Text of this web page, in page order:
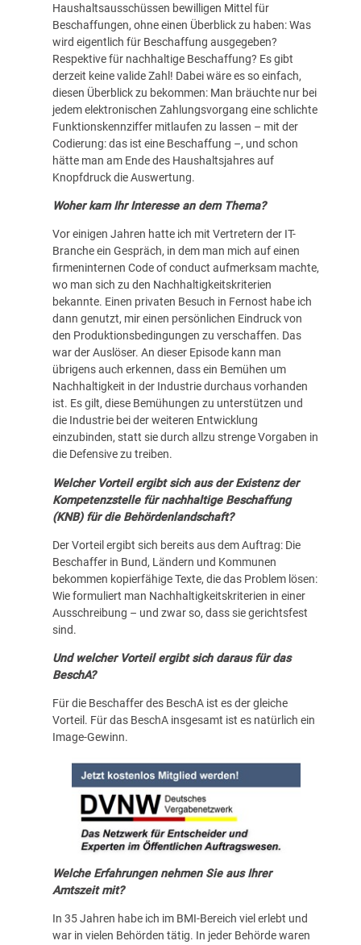
Haushaltsausschüssen bewilligen Mittel für
Beschaffungen, ohne einen Überblick zu haben: Was
wird eigentlich für Beschaffung ausgegeben?
Respektive für nachhaltige Beschaffung? Es gibt
derzeit keine valide Zahl! Dabei wäre es so einfach,
diesen Überblick zu bekommen: Man bräuchte nur bei
jedem elektronischen Zahlungsvorgang eine schlichte
Funktionskennziffer mitlaufen zu lassen – mit der
Codierung: das ist eine Beschaffung –, und schon
hätte man am Ende des Haushaltsjahres auf
Knopfdruck die Auswertung.
Woher kam Ihr Interesse an dem Thema?
Vor einigen Jahren hatte ich mit Vertretern der IT-
Branche ein Gespräch, in dem man mich auf einen
firmeninternen Code of conduct aufmerksam machte,
wo man sich zu den Nachhaltigkeitskriterien
bekannte. Einen privaten Besuch in Fernost habe ich
dann genutzt, mir einen persönlichen Eindruck von
den Produktionsbedingungen zu verschaffen. Das
war der Auslöser. An dieser Episode kann man
übrigens auch erkennen, dass ein Bemühen um
Nachhaltigkeit in der Industrie durchaus vorhanden
ist. Es gilt, diese Bemühungen zu unterstützen und
die Industrie bei der weiteren Entwicklung
einzubinden, statt sie durch allzu strenge Vorgaben in
die Defensive zu treiben.
Welcher Vorteil ergibt sich aus der Existenz der
Kompetenzstelle für nachhaltige Beschaffung
(KNB) für die Behördenlandschaft?
Der Vorteil ergibt sich bereits aus dem Auftrag: Die
Beschaffer in Bund, Ländern und Kommunen
bekommen kopierfähige Texte, die das Problem lösen:
Wie formuliert man Nachhaltigkeitskriterien in einer
Ausschreibung – und zwar so, dass sie gerichtsfest
sind.
Und welcher Vorteil ergibt sich daraus für das
BeschA?
Für die Beschaffer des BeschA ist es der gleiche
Vorteil. Für das BeschA insgesamt ist es natürlich ein
Image-Gewinn.
Welche Erfahrungen nehmen Sie aus Ihrer
Amtszeit mit?
In 35 Jahren habe ich im BMI-Bereich viel erlebt und
war in vielen Behörden tätig. In jeder Behörde waren